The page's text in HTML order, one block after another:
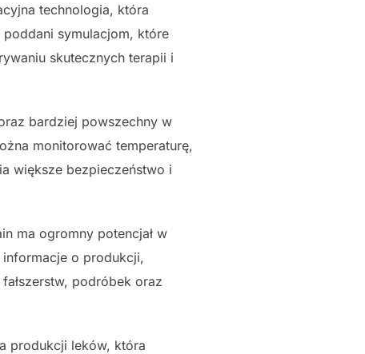
technologia, która
symulacjom, które
skutecznych terapii i
bardziej powszechny w
monitorować temperaturę,
większe bezpieczeństwo i
ma ogromny potencjał w
o produkcji,
podróbek oraz
produkcji leków, która